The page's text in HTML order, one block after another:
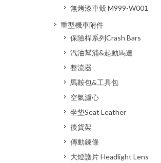
無烤漆車殼 M999-W001
重型機車附件
保險桿系列Crash Bars
汽油幫浦&起動馬達
整流器
馬鞍包&工具包
空氣濾心
坐垫Seat Leather
後貨架
傳動鍊條
大燈護片 Headlight Lens